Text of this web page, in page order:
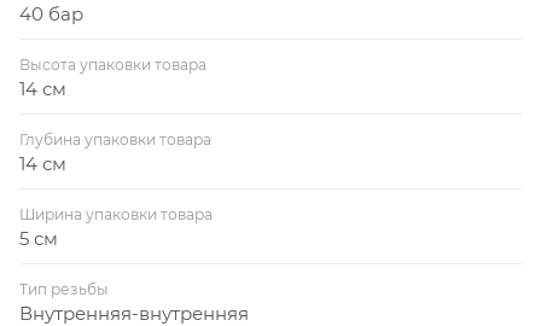
40 бар
Высота упаковки товара
14 см
Глубина упаковки товара
14 см
Ширина упаковки товара
5 см
Тип резьбы
Внутренняя-внутренняя